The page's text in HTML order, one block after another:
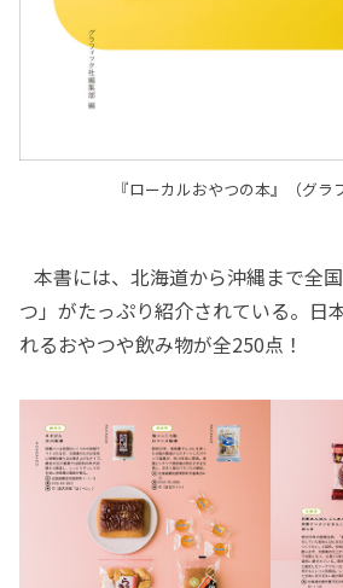
『ローカルおやつの本』（グラ
本書には、北海道から沖縄まで全
つ」がたっぷり紹介されている。日
れるおやつや飲み物が全250点！